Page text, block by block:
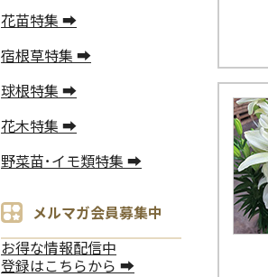
花苗特集 ➡
宿根草特集 ➡
球根特集 ➡
花木特集 ➡
野菜苗･イモ類特集 ➡
メルマガ会員募集中
お得な情報配信中
登録はこちらから ➡